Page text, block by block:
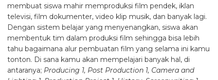
membuat siswa mahir memproduksi film pendek, iklan
televisi, film dokumenter, video klip musik, dan banyak lagi.
Dengan sistem belajar yang menyenangkan, siswa akan
membentuk tim dalam produksi film sehingga bisa lebih
tahu bagaimana alur pembuatan film yang selama ini kamu
tonton. Di sana kamu akan mempelajari banyak hal, di
antaranya; Producing 1, Post Production 1, Camera and